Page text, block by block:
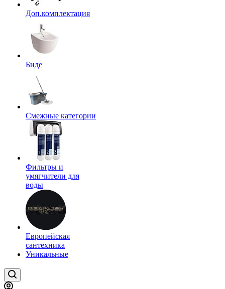
Доп.комплектация
Биде
Смежные категории
Фильтры и
умягчители для
воды
Европейская
сантехника
Уникальные